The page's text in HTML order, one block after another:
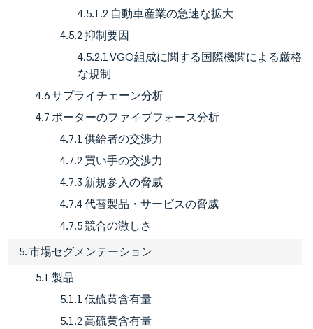
4.5.1.2 自動車産業の急速な拡大
4.5.2 抑制要因
4.5.2.1 VGO組成に関する国際機関による厳格
な規制
4.6 サプライチェーン分析
4.7 ポーターのファイブフォース分析
4.7.1 供給者の交渉力
4.7.2 買い手の交渉力
4.7.3 新規参入の脅威
4.7.4 代替製品・サービスの脅威
4.7.5 競合の激しさ
5. 市場セグメンテーション
5.1 製品
5.1.1 低硫黄含有量
5.1.2 高硫黄含有量